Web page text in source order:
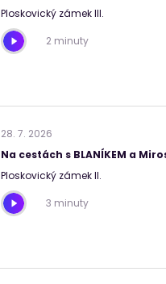
Ploskovický zámek III.
2 minuty
28. 7. 2026
Na cestách s BLANÍKEM a
Ploskovický zámek II.
3 minuty